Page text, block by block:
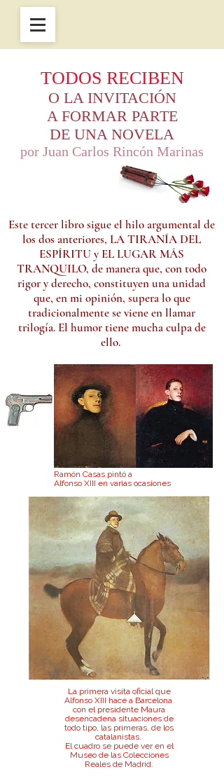
TODOS RECIBEN
O LA INVITACIÓN
A FORMAR PARTE
DE UNA NOVELA
por Juan Carlos Rincón Marinas
Este tercer libro sigue el hilo argumental de
los dos anteriores, LA TIRANÍA DEL
ESPÍRITU y EL LUGAR MÁS
TRANQUILO, de manera que, con todo
rigor y derecho, constituyen una unidad
que, en mi opinión, supera lo que
tradicionalmente se viene en llamar
trilogía. El humor tiene mucha culpa de
ello.
Ramón Casas pintó a
Alfonso XIII en varias ocasiones
La primera visita oficial que
Alfonso XIII hace a Barcelona
con el presidente Maura
desencadena situaciones de
todo tipo, las primeras, de los
catalanistas.
El cuadro se puede ver en el
Museo de las Colecciones
Reales de Madrid.